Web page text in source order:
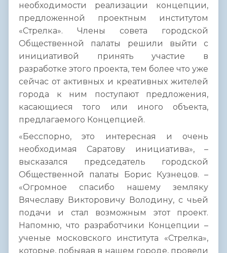
необходимости реализации концепции,
предложенной проектным институтом
«Стрелка». Члены совета городской
Общественной палаты решили выйти с
инициативой принять участие в
разработке этого проекта, тем более что уже
сейчас от активных и креативных жителей
города к ним поступают предложения,
касающиеся того или иного объекта,
предлагаемого Концепцией.
«Бесспорно, это интересная и очень
необходимая Саратову инициатива», –
высказался председатель городской
Общественной палаты Борис Кузнецов. –
«Огромное спасибо нашему земляку
Вячеславу Викторовичу Володину, с чьей
подачи и стал возможным этот проект.
Напомню, что разработчики Концепции –
ученые московского института «Стрелка»,
которые, побывав в нашем городе, провели